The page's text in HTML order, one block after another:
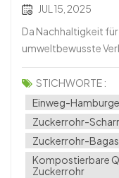
JUL 15, 2025
Da Nachhaltigkeit
umweltbewusste
ersetzen
zunehmend
herausragende
Hamburger-Muschel
abbaubarer und
STICHWORTE :
Einweg-
Zuckerrohr-
Zuckerrohr-
Kompostierbare
Zuckerrohr